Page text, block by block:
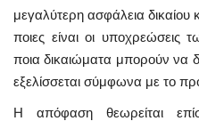
μεγαλύτερη ασφάλεια
ποιες είναι οι υποχρεώσεις
ποια δικαιώματα μπορούν να
εξελίσσεται σύμφωνα με το
Η απόφαση θεωρείται